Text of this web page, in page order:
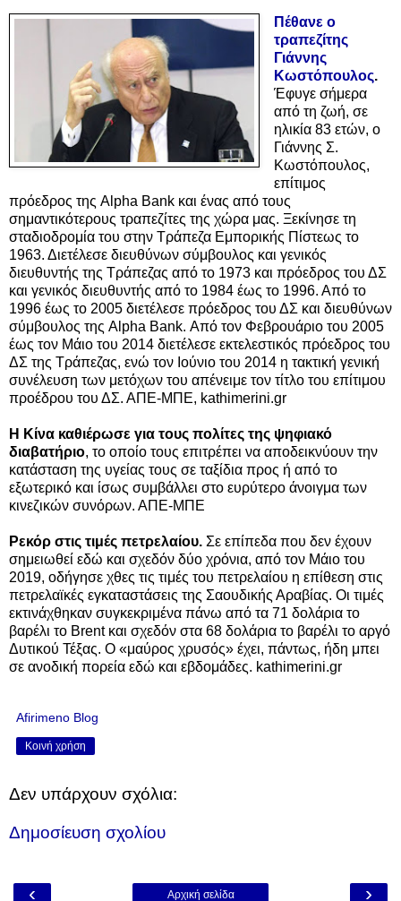
Πέθανε ο
τραπεζίτης
Γιάννης
Κωστόπουλος.
Έφυγε σήμερα
από τη ζωή, σε
ηλικία 83 ετών, ο
Γιάννης Σ.
Κωστόπουλος,
επίτιμος
πρόεδρος της Alpha Bank και ένας από τους
σημαντικότερους τραπεζίτες της χώρα μας. Ξεκίνησε τη
σταδιοδρομία του στην Τράπεζα Εμπορικής Πίστεως το
1963. Διετέλεσε διευθύνων σύμβουλος και γενικός
διευθυντής της Τράπεζας από το 1973 και πρόεδρος του ΔΣ
και γενικός διευθυντής από το 1984 έως το 1996. Από το
1996 έως το 2005 διετέλεσε πρόεδρος του ΔΣ και διευθύνων
σύμβουλος της Alpha Bank. Από τον Φεβρουάριο του 2005
έως τον Μάιο του 2014 διετέλεσε εκτελεστικός πρόεδρος του
ΔΣ της Τράπεζας, ενώ τον Ιούνιο του 2014 η τακτική γενική
συνέλευση των μετόχων του απένειμε τον τίτλο του επίτιμου
προέδρου του ΔΣ. ΑΠΕ-ΜΠΕ, kathimerini.gr
Η Κίνα καθιέρωσε για τους πολίτες της ψηφιακό
διαβατήριο, το οποίο τους επιτρέπει να αποδεικνύουν την
κατάσταση της υγείας τους σε ταξίδια προς ή από το
εξωτερικό και ίσως συμβάλλει στο ευρύτερο άνοιγμα των
κινεζικών συνόρων. ΑΠΕ-ΜΠΕ
Ρεκόρ στις τιμές πετρελαίου. Σε επίπεδα που δεν έχουν
σημειωθεί εδώ και σχεδόν δύο χρόνια, από τον Μάιο του
2019, οδήγησε χθες τις τιμές του πετρελαίου η επίθεση στις
πετρελαϊκές εγκαταστάσεις της Σαουδικής Αραβίας. Οι τιμές
εκτινάχθηκαν συγκεκριμένα πάνω από τα 71 δολάρια το
βαρέλι το Brent και σχεδόν στα 68 δολάρια το βαρέλι το αργό
Δυτικού Τέξας. Ο «μαύρος χρυσός» έχει, πάντως, ήδη μπει
σε ανοδική πορεία εδώ και εβδομάδες. kathimerini.gr
Afirimeno Blog
Κοινή χρήση
Δεν υπάρχουν σχόλια:
Δημοσίευση σχολίου
‹ ›
Αρχική σελίδα